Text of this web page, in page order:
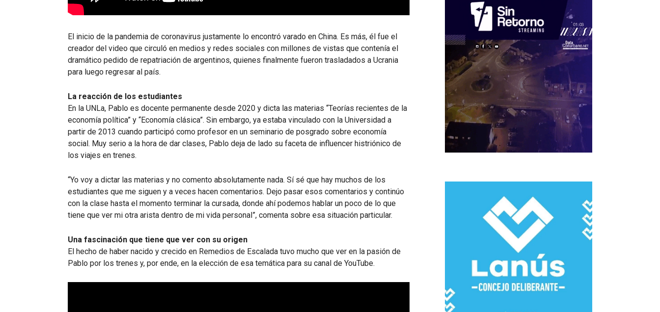
El inicio de la pandemia de coronavirus justamente lo encontró varado en China. Es más, él fue el
creador del video que circuló en medios y redes sociales con millones de vistas que contenía el
dramático pedido de repatriación de argentinos, quienes finalmente fueron trasladados a Ucrania
para luego regresar al país.
La reacción de los estudiantes
En la UNLa, Pablo es docente permanente desde 2020 y dicta las materias “Teorías recientes de la
economía política” y “Economía clásica”. Sin embargo, ya estaba vinculado con la Universidad a
partir de 2013 cuando participó como profesor en un seminario de posgrado sobre economía
social. Muy serio a la hora de dar clases, Pablo deja de lado su faceta de influencer histriónico de
los viajes en trenes.
“Yo voy a dictar las materias y no comento absolutamente nada. Sí sé que hay muchos de los
estudiantes que me siguen y a veces hacen comentarios. Dejo pasar esos comentarios y continúo
con la clase hasta el momento terminar la cursada, donde ahí podemos hablar un poco de lo que
tiene que ver mi otra arista dentro de mi vida personal”, comenta sobre esa situación particular.
Una fascinación que tiene que ver con su origen
El hecho de haber nacido y crecido en Remedios de Escalada tuvo mucho que ver en la pasión de
Pablo por los trenes y, por ende, en la elección de esa temática para su canal de YouTube.